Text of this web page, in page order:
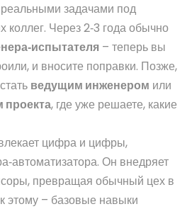
задачами под
коллег. Через 2‑3 года обычно
– теперь вы
и вносите поправки. Позже,
ведущим инженером или
проекта, где уже решаете, какие
цифра и цифры,
Он внедряет
превращая обычный цех в
этому – базовые навыки